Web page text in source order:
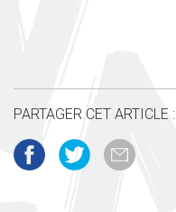
PARTAGER CET ARTICLE :